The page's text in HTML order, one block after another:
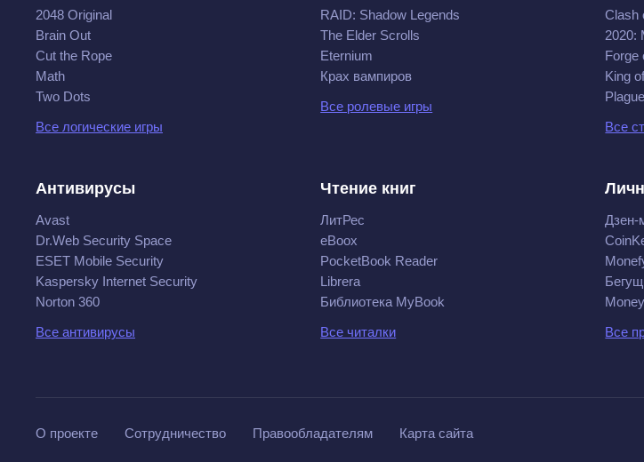
2048 Original
Brain Out
Cut the Rope
Math
Two Dots
Все логические игры
RAID: Shadow Legends
The Elder Scrolls
Eternium
Крах вампиров
Все ролевые игры
Clash
2020:
Forge
King
Все
Антивирусы
Avast
Dr.Web Security Space
ESET Mobile Security
Kaspersky Internet Security
Norton 360
Все антивирусы
Чтение книг
ЛитРес
eBoox
PocketBook Reader
Librera
Библиотека MyBook
Все читалки
Дзен-
Все
О проекте Сотрудничество Правообладателям Карта сайта